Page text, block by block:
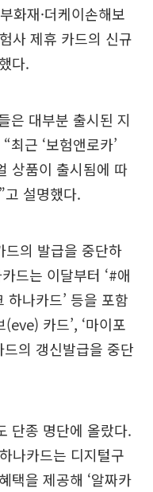
화재·더케이손해보
사 제휴 카드의 신규
다.
은 대부분 출시된 지
최근 ‘보험앤로카’
상품이 출시됨에 따
고 설명했다.
드의 발급을 중단하
드는 이달부터 ‘#애
하나카드’ 등을 포함
카드’, ‘마이포
의 갱신발급을 중단
단종 명단에 올랐다.
나카드는 디지털구
택을 제공해 ‘알짜카